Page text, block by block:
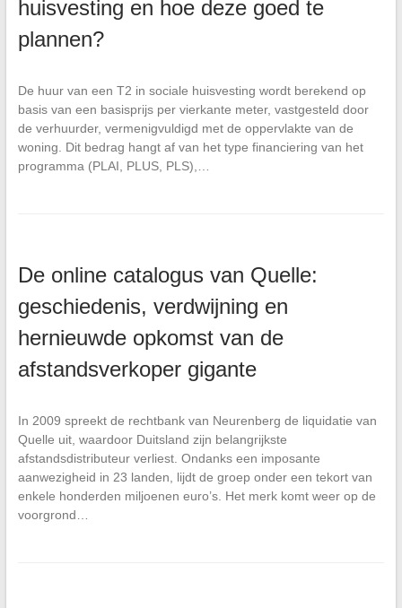
huisvesting en hoe deze goed te
plannen?
De huur van een T2 in sociale huisvesting wordt berekend op
basis van een basisprijs per vierkante meter, vastgesteld door
de verhuurder, vermenigvuldigd met de oppervlakte van de
woning. Dit bedrag hangt af van het type financiering van het
programma (PLAI, PLUS, PLS),…
De online catalogus van Quelle:
geschiedenis, verdwijning en
hernieuwde opkomst van de
afstandsverkoper gigante
In 2009 spreekt de rechtbank van Neurenberg de liquidatie van
Quelle uit, waardoor Duitsland zijn belangrijkste
afstandsdistributeur verliest. Ondanks een imposante
aanwezigheid in 23 landen, lijdt de groep onder een tekort van
enkele honderden miljoenen euro’s. Het merk komt weer op de
voorgrond…